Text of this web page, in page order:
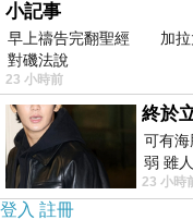
考古博物館本身就
在古蹟裡看古蹟，
其實今天五點多就
但進到考古博物館
秘的寶殿～
小記事
早上禱告完翻聖經 加拉
對磯法說
23 小時前
終於
可有
弱 雖
者 只
23 小時
登入 註冊